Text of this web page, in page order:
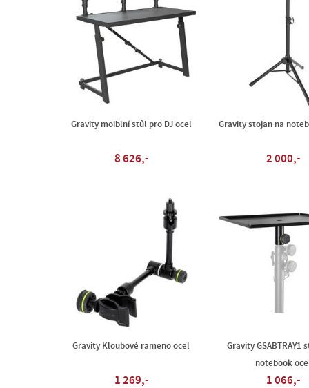
Gravity moiblní stůl pro DJ ocel
8 626,-
Gravity stojan na
2 000,-
Gravity Kloubové rameno ocel
1 269,-
Gravity GSABTRAY1
notebook
1 066,-